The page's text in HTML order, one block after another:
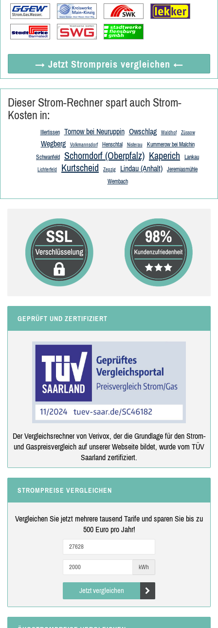
→ Jetzt Strompreis vergleichen ←
Dieser Strom-Rechner spart auch Strom-
Kosten in:
Illertissen Tornow bei Neuruppin Owschlag Waldhof Züssow
Wegberg Volkmannsdorf Henschtal Nisterau
Kummerow bei Malchin
Schwanfeld
Schorndorf (Oberpfalz) Kaperich Lankau
Lichterfeld Kurtscheid Zepzig Lindau (Anhalt)
Jeremiasmühle
Wembach
GEPRÜFT UND ZERTIFIZIERT
Der Vergleichsrechner von Verivox, der die Grundlage für den Strom-
und Gaspreisvergleich auf unserer Webseite bildet, wurde vom TÜV
Saarland zertifiziert.
STROMPREISE VERGLEICHEN
Vergleichen Sie jetzt mehrere tausend Tarife und sparen Sie bis zu
500 Euro pro Jahr!
kWh
Jetzt vergleichen